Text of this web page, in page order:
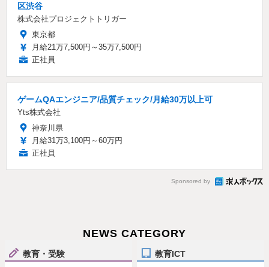
区渋谷
株式会社プロジェクトトリガー
東京都
月給21万7,500円～35万7,500円
正社員
ゲームQAエンジニア/品質チェック/月給30万以上可
Yts株式会社
神奈川県
月給31万3,100円～60万円
正社員
Sponsored by
NEWS CATEGORY
教育・受験 教育ICT